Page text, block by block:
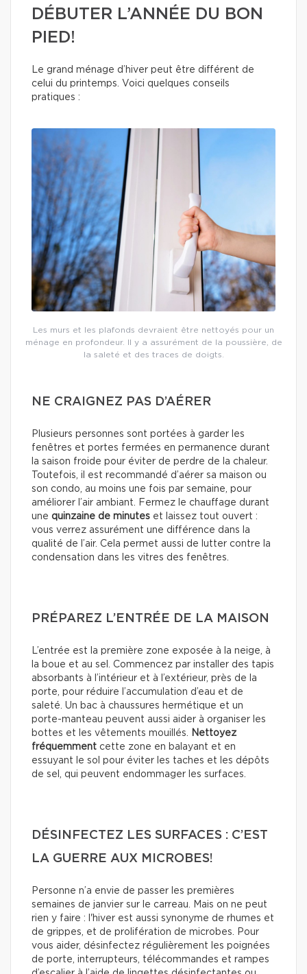
DÉBUTER L’ANNÉE DU BON
PIED!
Le grand ménage d’hiver peut être différent de
celui du printemps. Voici quelques conseils
pratiques :
Les murs et les plafonds devraient être nettoyés pour un
ménage en profondeur. Il y a assurément de la poussière, de
la saleté et des traces de doigts.
NE CRAIGNEZ PAS D’AÉRER
Plusieurs personnes sont portées à garder les
fenêtres et portes fermées en permanence durant
la saison froide pour éviter de perdre de la chaleur.
Toutefois, il est recommandé d’aérer sa maison ou
son condo, au moins une fois par semaine, pour
améliorer l’air ambiant. Fermez le chauffage durant
une quinzaine de minutes et laissez tout ouvert :
vous verrez assurément une différence dans la
qualité de l’air. Cela permet aussi de lutter contre la
condensation dans les vitres des fenêtres.
PRÉPAREZ L’ENTRÉE DE LA MAISON
L’entrée est la première zone exposée à la neige, à
la boue et au sel. Commencez par installer des tapis
absorbants à l’intérieur et à l’extérieur, près de la
porte, pour réduire l’accumulation d’eau et de
saleté. Un bac à chaussures hermétique et un
porte-manteau peuvent aussi aider à organiser les
bottes et les vêtements mouillés.
Nettoyez
fréquemment cette zone en balayant et en
essuyant le sol pour éviter les taches et les dépôts
de sel, qui peuvent endommager les surfaces.
DÉSINFECTEZ LES SURFACES : C’EST
LA GUERRE AUX MICROBES!
Personne n’a envie de passer les premières
semaines de janvier sur le carreau. Mais on ne peut
rien y faire : l'hiver est aussi synonyme de rhumes et
de grippes, et de prolifération de microbes. Pour
vous aider, désinfectez régulièrement les poignées
de porte, interrupteurs, télécommandes et rampes